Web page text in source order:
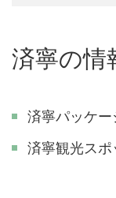
済寧の情
済寧パッケー
済寧観光スポ